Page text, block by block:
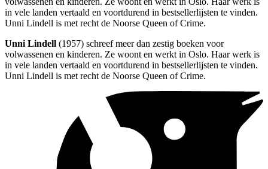
in vele landen vertaald en voortdurend in bestsellerlijsten te vinden.
Unni Lindell is met recht de Noorse Queen of Crime.
Unni Lindell (1957) schreef meer dan zestig boeken voor
volwassenen en kinderen. Ze woont en werkt in Oslo. Haar werk is
in vele landen vertaald en voortdurend in bestsellerlijsten te vinden.
Unni Lindell is met recht de Noorse Queen of Crime.